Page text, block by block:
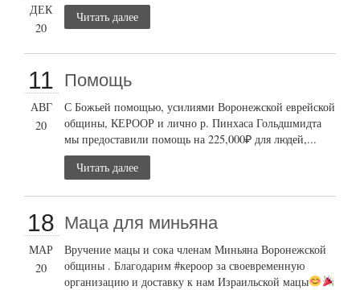
ДЕК
20
Читать далее
11
АВГ
20
Помощь
С Божьей помощью, усилиями Воронежской еврейской
общины, КЕРООР и лично р. Пинхаса Гольдшмидта
мы предоставили помощь на 225,000₽ для людей,...
Читать далее
18
МАР
20
Маца для миньяна
Вручение мацы и сока членам Миньяна Воронежской
общины . Благодарим #кероор за своевременную
организацию и доставку к нам Израильской мацы